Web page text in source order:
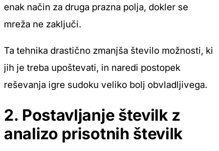
enak način za druga prazna polja, dokler se
mreža ne zaključi.
Ta tehnika drastično zmanjša število možnosti, ki
jih je treba upoštevati, in naredi postopek
reševanja igre sudoku veliko bolj obvladljivega.
2. Postavljanje številk z
analizo prisotnih številk